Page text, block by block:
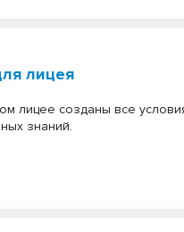
лицея
лицее созданы все
знаний.